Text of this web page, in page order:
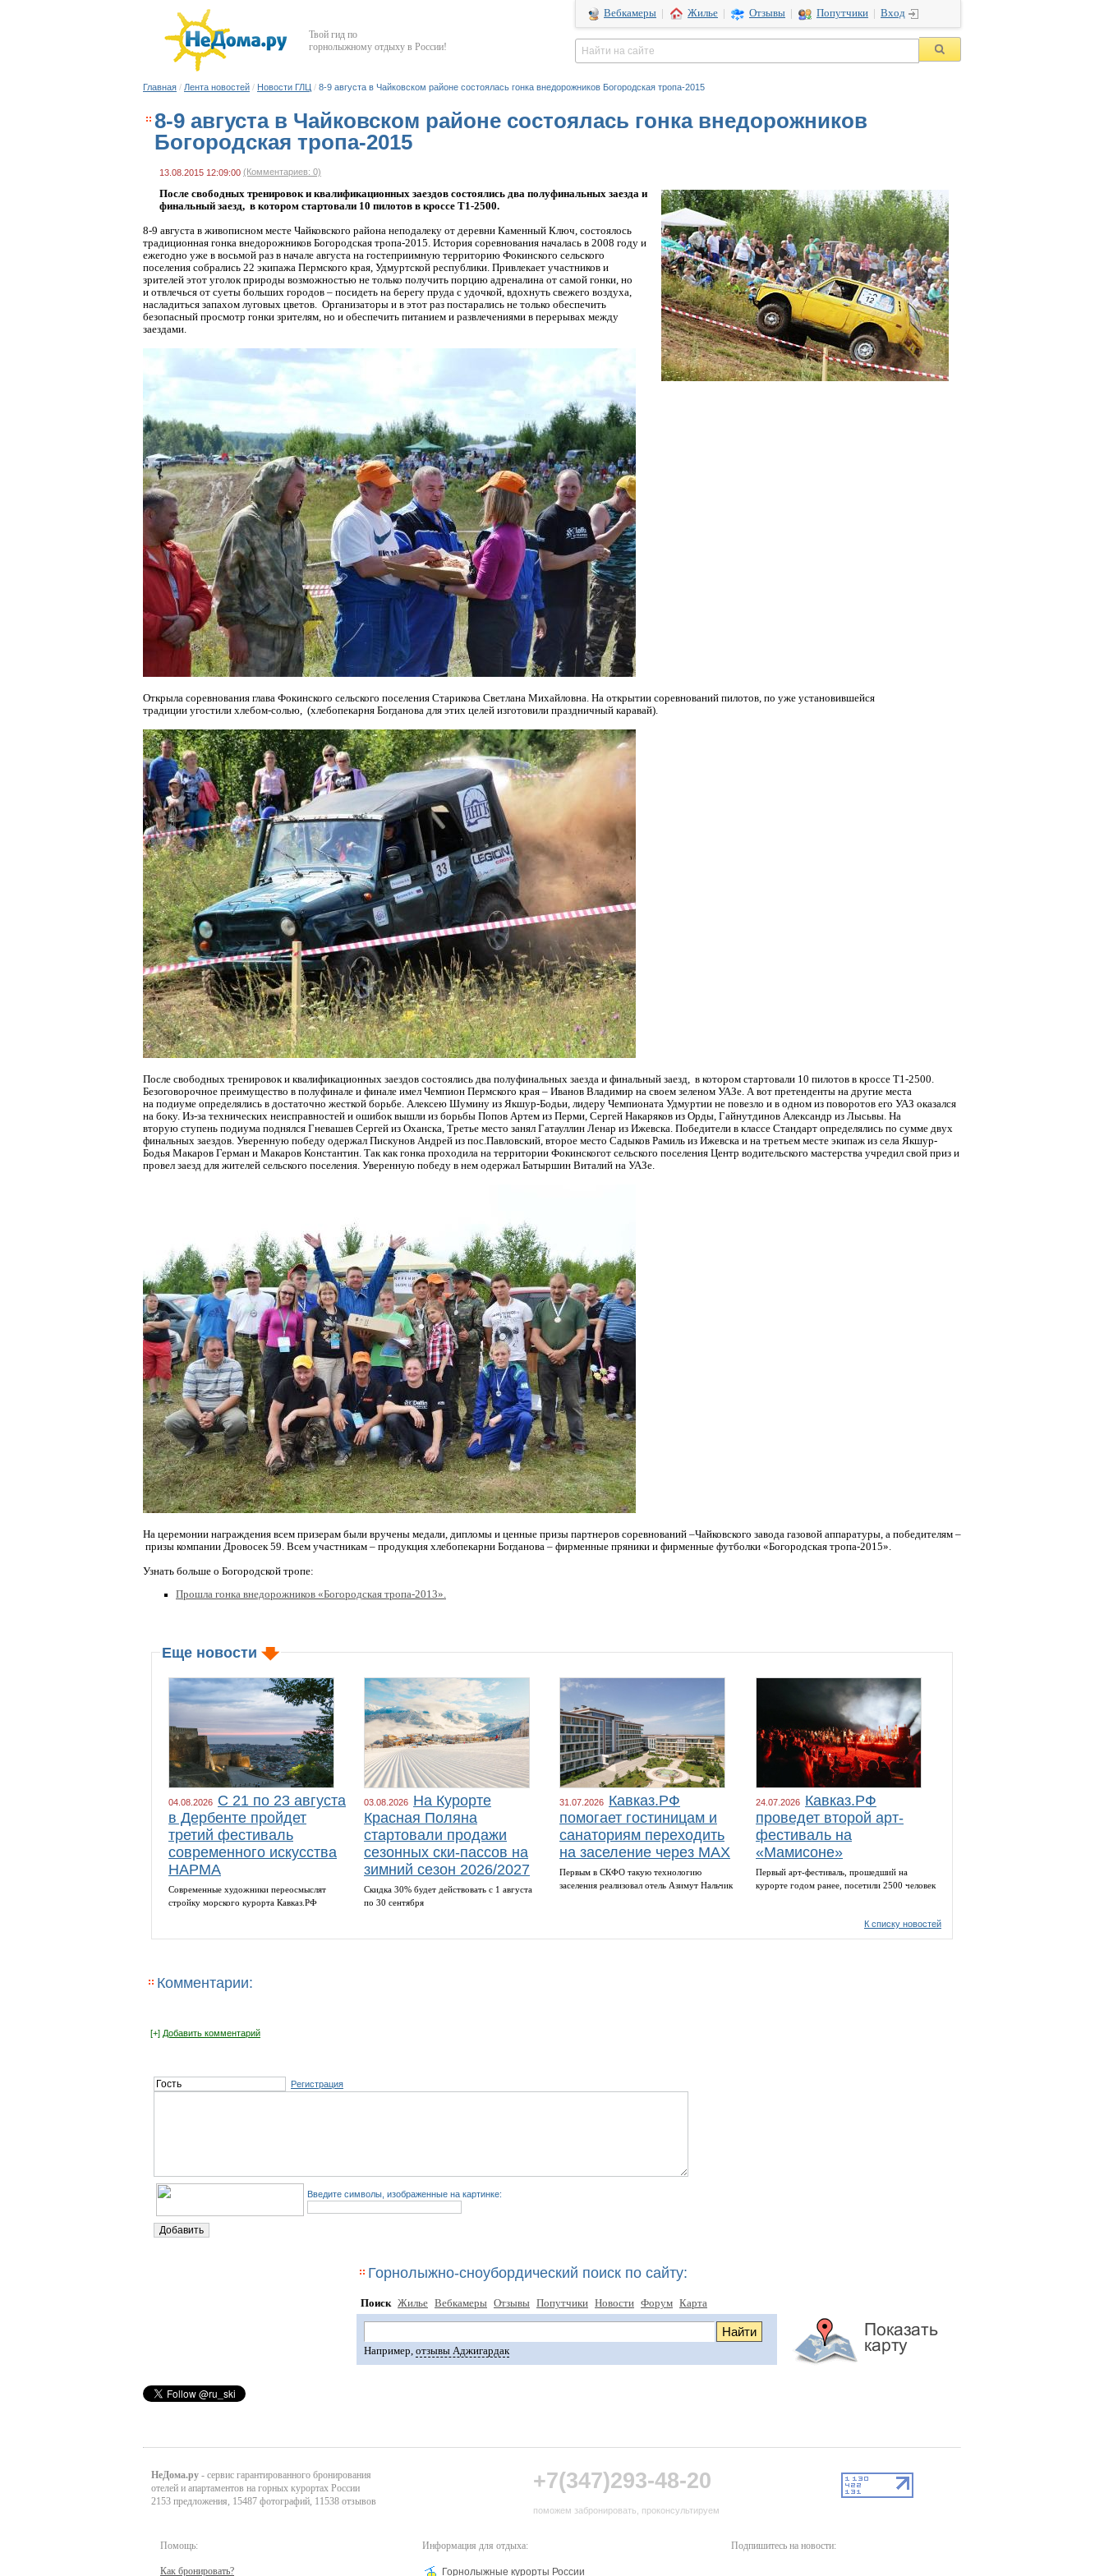
Твой гид по
горнолыжному отдыху в России!
Вебкамеры Жилье Отзывы Попутчики Вход
Главная / Лента новостей / Новости ГЛЦ / 8-9 августа в Чайковском районе состоялась гонка внедорожников Богородская тропа-2015
8-9 августа в Чайковском районе состоялась гонка внедорожников
Богородская тропа-2015
13.08.2015 12:09:00 (Комментариев: 0)
После свободных тренировок и квалификационных заездов состоялись два полуфинальных заезда и
финальный заезд, в котором стартовали 10 пилотов в кроссе Т1-2500.
8-9 августа в живописном месте Чайковского района неподалеку от деревни Каменный Ключ, состоялось
традиционная гонка внедорожников Богородская тропа-2015. История соревнования началась в 2008 году и
ежегодно уже в восьмой раз в начале августа на гостеприимную территорию Фокинского сельского
поселения собрались 22 экипажа Пермского края, Удмуртской республики. Привлекает участников и
зрителей этот уголокприроды возможностью не только получить порцию адреналина от самой гонки, но
и отвлечься от суеты больших городов – посидеть на берегу пруда с удочкой, вдохнуть свежего воздуха,
насладиться запахом луговых цветов. Организаторы и в этот раз постарались не только обеспечить
безопасный просмотр гонки зрителям, но и обеспечить питанием и развлечениями в перерывах между
заездами.
Открыла соревнования глава Фокинского сельского поселения Старикова Светлана Михайловна. На открытии соревнований пилотов, по уже установившейся
традиции угостили хлебом-солью, (хлебопекарня Богданова для этих целей изготовили праздничный каравай).
После свободных тренировок и квалификационных заездов состоялись два полуфинальных заезда и финальный заезд, в котором стартовали 10 пилотов в кроссе Т1-2500.
Безоговорочное преимущество в полуфинале и финале имел Чемпион Пермского края – Иванов Владимир на своем зеленом УАЗе. А вот претенденты на другие места
на подиуме определялись в достаточно жесткой борьбе. Алексею Шумину из Якшур-Бодьи, лидеру Чемпионата Удмуртии не повезло и в одном из поворотов его УАЗ оказался
на боку. Из-за технических неисправностей и ошибок вышли из борьбы Попов Артем из Перми, Сергей Накаряков из Орды, Гайнутдинов Александр из Лысьвы. На
вторую ступень подиума поднялся Гневашев Сергей из Оханска, Третье место занял Гатауллин Ленар из Ижевска. Победители в классе Стандарт определялись по сумме двух
финальных заездов. Уверенную победу одержал Пискунов Андрей из пос.Павловский, второе место Садыков Рамиль из Ижевска и на третьем месте экипаж из села Якшур-
Бодья Макаров Герман и Макаров Константин. Так как гонка проходила на территории Фокинскогот сельского поселения Центр водительского мастерства учредил свой приз и
провел заезд для жителей сельского поселения. Уверенную победу в нем одержал Батыршин Виталий на УАЗе.
На церемонии награждения всем призерам были вручены медали, дипломы и ценные призы партнеров соревнований –Чайковского завода газовой аппаратуры, а победителям –
призы компании Дровосек 59. Всем участникам – продукция хлебопекарни Богданова – фирменные пряники и фирменные футболки «Богородская тропа-2015».
Узнать больше о Богородской тропе:
Прошла гонка внедорожников «Богородская тропа-2013».
Еще новости
04.08.2026 С 21 по 23 августа
в Дербенте пройдет
третий фестиваль
современного искусства
НАРМА
Cовременные художники переосмыслят
cтройку морского курорта Кавказ.РФ
03.08.2026 На Курорте
Красная Поляна
стартовали продажи
сезонных ски-пассов на
зимний сезон 2026/2027
Скидка 30% будет действовать с 1 августа
по 30 сентября
31.07.2026 Кавказ.РФ
помогает гостиницам и
санаториям переходить
на заселение через MAX
Первым в СКФО такую технологию
заселения реализовал отель Азимут Нальчик
24.07.2026 Кавказ.РФ
проведет второй арт-
фестиваль на
«Мамисоне»
Первый арт-фестиваль, прошедший на
курорте годом ранее, посетили 2500 человек
К списку новостей
Комментарии:
[+] Добавить комментарий
Регистрация
Введите символы, изображенные на картинке:
Горнолыжно-сноубордический поиск по сайту:
Поиск Жилье Вебкамеры Отзывы Попутчики Новости Форум Карта
Например, отзывы Аджигардак
НеДома.ру - сервис гарантированного бронирования
отелей и апартаментов на горных курортах России
2153 предложения, 15487 фотографий, 11538 отзывов
+7(347)293-48-20
поможем забронировать, проконсультируем
Помощь:
Как бронировать?
Информация для отдыха:
Горнолыжные курорты России
Подпишитесь на новости: